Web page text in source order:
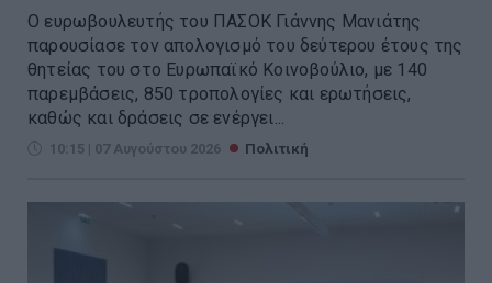
Ο ευρωβουλευτής του ΠΑΣΟΚ Γιάννης Μανιάτης
παρουσίασε τον απολογισμό του δεύτερου έτους της
θητείας του στο Ευρωπαϊκό Κοινοβούλιο, με 140
παρεμβάσεις, 850 τροπολογίες και ερωτήσεις,
καθώς και δράσεις σε ενέργει...
10:15 | 07 Αυγούστου 2026 Πολιτική